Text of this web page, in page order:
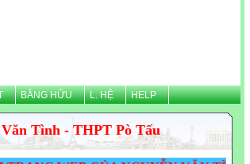
BẰNG HỮU L. HỆ HELP
Văn Tình - THPT Pò Tấu